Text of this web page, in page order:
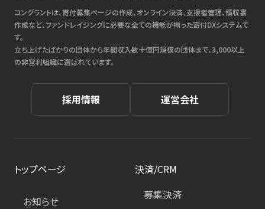
コングラントは、寄付募集ページの作成、オンライン決済、支援者管理、領収書
作成など、ファンドレイジングに必要な全ての機能が揃った寄付DXシステムで
す。
立ち上げたばかりの団体から年間収入数十億円規模の団体まで、3,000以上
の非営利組織に選ばれています。
採用情報 運営会社
トップページ
お知らせ
決済/CRM
募集決済